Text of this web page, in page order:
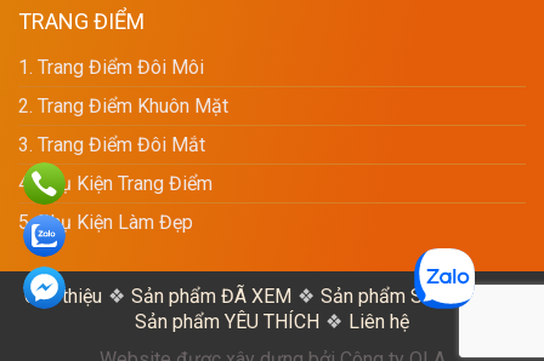
TRANG ĐIỂM
1. Trang Điểm Đôi Môi
2. Trang Điểm Khuôn Mặt
3. Trang Điểm Đôi Mắt
4. Phụ Kiện Trang Điểm
5. Phụ Kiện Làm Đẹp
Giới thiệu Sản phẩm ĐÃ XEM
Sản phẩm SO SÁNH
Sản phẩm YÊU THÍCH
Liên hệ